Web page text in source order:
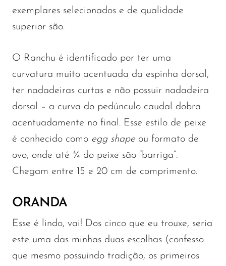
exemplares selecionados e de qualidade
superior são.
O Ranchu é identificado por ter uma
curvatura muito acentuada da espinha dorsal,
ter nadadeiras curtas e não possuir nadadeira
dorsal – a curva do pedúnculo caudal dobra
acentuadamente no final. Esse estilo de peixe
é conhecido como egg shape ou formato de
ovo, onde até ¾ do peixe são “barriga”.
Chegam entre 15 e 20 cm de comprimento.
ORANDA
Esse é lindo, vai! Dos cinco que eu trouxe, seria
este uma das minhas duas escolhas (confesso
que mesmo possuindo tradição, os primeiros